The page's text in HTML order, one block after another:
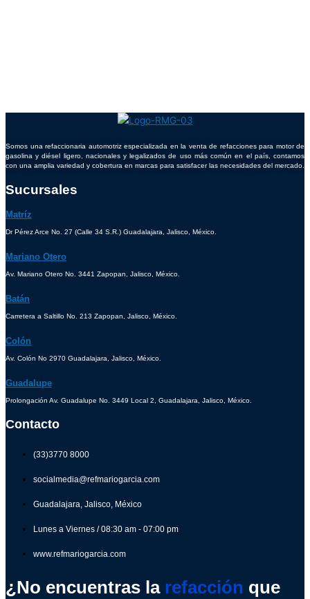
Somos una refaccionaria automotriz especializada en la venta de refacciones para motor de
gasolina y diésel ligero, nacionales y legalizados de uso más común en el país, contamos
con una amplia variedad y cobertura en marcas para satisfacer las necesidades del mercado.
Sucursales
Matríz
Dr Pérez Arce No. 27 (Calle 34 S.R.) Guadalajara, Jalisco, México.
Mariano Otero
Av. Mariano Otero No. 3441 Zapopan, Jalisco, México.
Batán
Carretera a Saltillo No. 213 Zapopan, Jalisco, México.
Colón
Av. Colón No 2970 Guadalajara, Jalisco, México.
Guadalupe
Prolongación Av. Guadalupe No. 3449 Local 2, Guadalajara, Jalisco, México.
Contacto
(33)3770 8000
socialmedia@refmariogarcia.com
Guadalajara, Jalisco, México
Lunes a Viernes / 08:30 am - 07:00 pm
www.refmariogarcia.com
¿No encuentras la refacción que